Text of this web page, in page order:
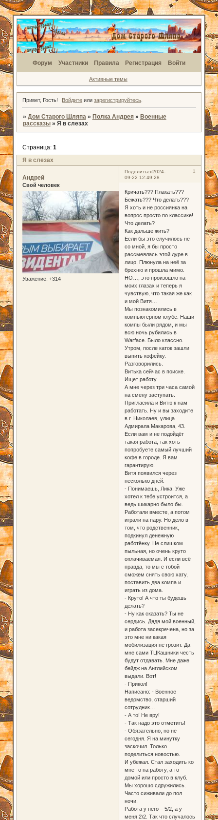
Форум Участники Правила Регистрация Войти
Активные темы
Привет, Гость! Войдите илизарегистрируйтесь
» Дом Старого Шляпа » Полка Андрея » Военные
рассказы » Я в слезах
Я в слезах
Страница: 1
Поделиться 1
2024-
09-22 12:49:28
Андрей
Свой человек
Уважение: +314
Кричать??? Плакать???
Бежать??? Что делать???
Я хоть и не россиянка на
вопрос просто по классике!
Что делать?
Как дальше жить?
Если бы это случилось не
со мной, я бы просто
рассмеялась этой дуре в
лицо. Плюнула на неё за
брехню и прошла мимо.
НО…, это произошло на
моих глазах и теперь я
чувствую, что такая же как
и мой Витя…
Мы познакомились в
компьютерном клубе. Наши
компы были рядом, и мы
всю ночь рубились в
Warface. Было классно.
Утром, после каток зашли
выпить кофейку.
Разговорились.
Витька сейчас в поиске.
Ищет работу.
А мне через три часа самой
на смену заступать.
Пригласила и Витю к нам
работать. Ну и вы заходите
в г. Николаев, улица
Адмирала Макарова, 43.
Если вам и не подойдёт
такая работа, так хоть
попробуете самый лучший
кофе в городе. Я вам
гарантирую.
Витя появился через
несколько дней.
- Понимаешь, Лика. Уже
хотел к тебе устроится, а
ведь шикарно было бы.
Работали вместе, а потом
играли на пару. Но дело в
том, что родственник,
подкинул денежную
работёнку. Не слишком
пыльная, но очень круто
оплачиваемая. И если всё
правда, то мы с тобой
сможем снять свою хату,
поставить два компа и
играть из дома.
- Круто! А что ты будешь
делать?
- Ну как сказать? Ты не
сердись. Дядя мой военный,
и работа засекречена, но за
это мне ни какая
мобилизация не грозит. Да
мне сами ТЦКашники честь
будут отдавать. Мне даже
бейдж на Английском
выдали. Вот!
- Прикол!
Написано: - Военное
ведомство, старший
сотрудник…
- А то! Не вру!
- Так надо это отметить!
- Обязательно, но не
сегодня. Я на минутку
заскочил. Только
поделиться новостью.
И убежал. Стал заходить ко
мне то на работу, а то
домой или просто в клуб.
Мы хорошо сдружились.
Часто сиживали до пол
ночи.
Работа у него – 5/2, а у
меня 2\2. Так что случалось